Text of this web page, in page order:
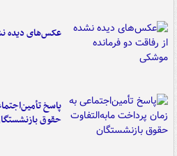
عکس‌های دیده
پاسخ
حقوق